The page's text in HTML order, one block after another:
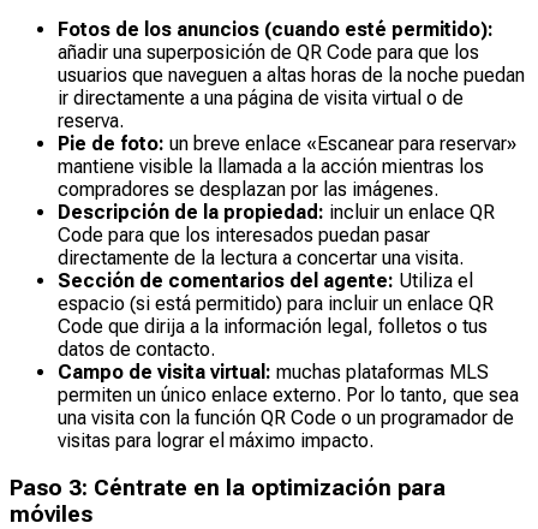
Fotos de los anuncios (cuando esté permitido):
añadir una superposición de QR Code para que los
usuarios que naveguen a altas horas de la noche puedan
ir directamente a una página de visita virtual o de
reserva.
Pie de foto: un breve enlace «Escanear para reservar»
mantiene visible la llamada a la acción mientras los
compradores se desplazan por las imágenes.
Descripción de la propiedad: incluir un enlace QR
Code para que los interesados puedan pasar
directamente de la lectura a concertar una visita.
Sección de comentarios del agente: Utiliza el
espacio (si está permitido) para incluir un enlace QR
Code que dirija a la información legal, folletos o tus
datos de contacto.
Campo de visita virtual: muchas plataformas MLS
permiten un único enlace externo. Por lo tanto, que sea
una visita con la función QR Code o un programador de
visitas para lograr el máximo impacto.
Paso 3: Céntrate en la optimización para
móviles